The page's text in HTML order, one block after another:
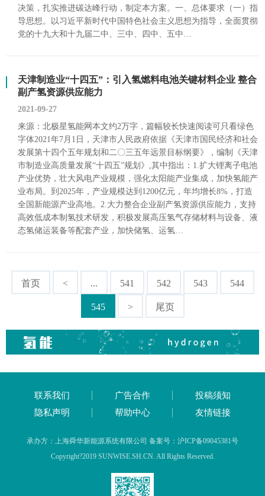
决策，扎实推进碳达峰行动，制定本方案。一、总体要求（一）指
导思想。以习近平新时代中国特色社会主义思想为指导，全面贯彻
党的十九大和十九届二中、三中、四中、五中…
天津制造业“十四五”：引入氢燃料电池关键材料企业 整合
副产氢资源供应能力
2021-09-27
来源：北极星氢能网本文约2万字，篇幅较长快速阅读可只看绿色
字体2021年7月1日，天津市人民政府依据《天津市国民经济和社会
发展第十四个五年规划和二〇三五年远景目标纲要》，编制《天津
市制造业高质量发展“十四五”规划》,其中指出：1.扩大锂离子电池
产业优势，壮大风电产业规模，强化太阳能产业集成，加快氢能产
业布局。到2025年，产业规模达到1200亿元，年均增长8%，打造
全国新能源产业高地。2.大力整合企业副产氢资源供应能力，支持
高效低成本制氢技术研发，积极发展高压氢气存储材料与设备、液
态氢储运装备等配套产业，加快储氢、运氢…
首页 < ... 541 542 543 544
545 > 尾页
联系我们 广告合作
投稿须知
隐私声明
帮助中心 友情链接
承办方：上海舜华新能源系统有限公司 备案号：沪ICP备09045381号
Copyright?2019 SUNWISE.SH.CN. All Rights Reserved.